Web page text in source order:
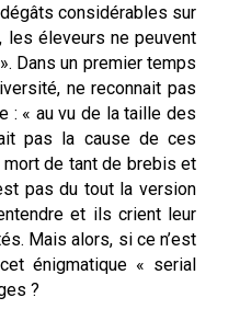
considérables sur
les éleveurs ne peuvent
Dans un premier temps
ne reconnait pas
: « au vu de la taille des
pas la cause de ces
de tant de brebis et
pas du tout la version
et ils crient leur
Mais alors, si ce n’est
énigmatique « serial
?